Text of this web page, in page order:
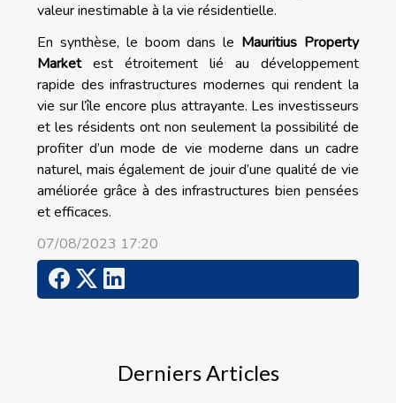
valeur inestimable à la vie résidentielle.
En synthèse, le boom dans le Mauritius Property
Marketest étroitement lié au développement
rapide des infrastructures modernes qui rendent la
vie sur l’île encore plus attrayante. Les investisseurs
et les résidents ont non seulement la possibilité de
profiter d’un mode de vie moderne dans un cadre
naturel, mais également de jouir d’une qualité de vie
améliorée grâce à des infrastructures bien pensées
et efficaces.
07/08/2023 17:20
Derniers Articles